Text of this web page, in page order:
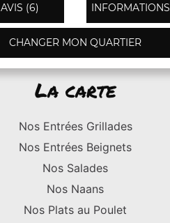
AVIS (6) INFORMATIONS
CHANGER MON QUARTIER
La carte
Nos Entrées Grillades
Nos Entrées Beignets
Nos Salades
Nos Naans
Nos Plats au Poulet